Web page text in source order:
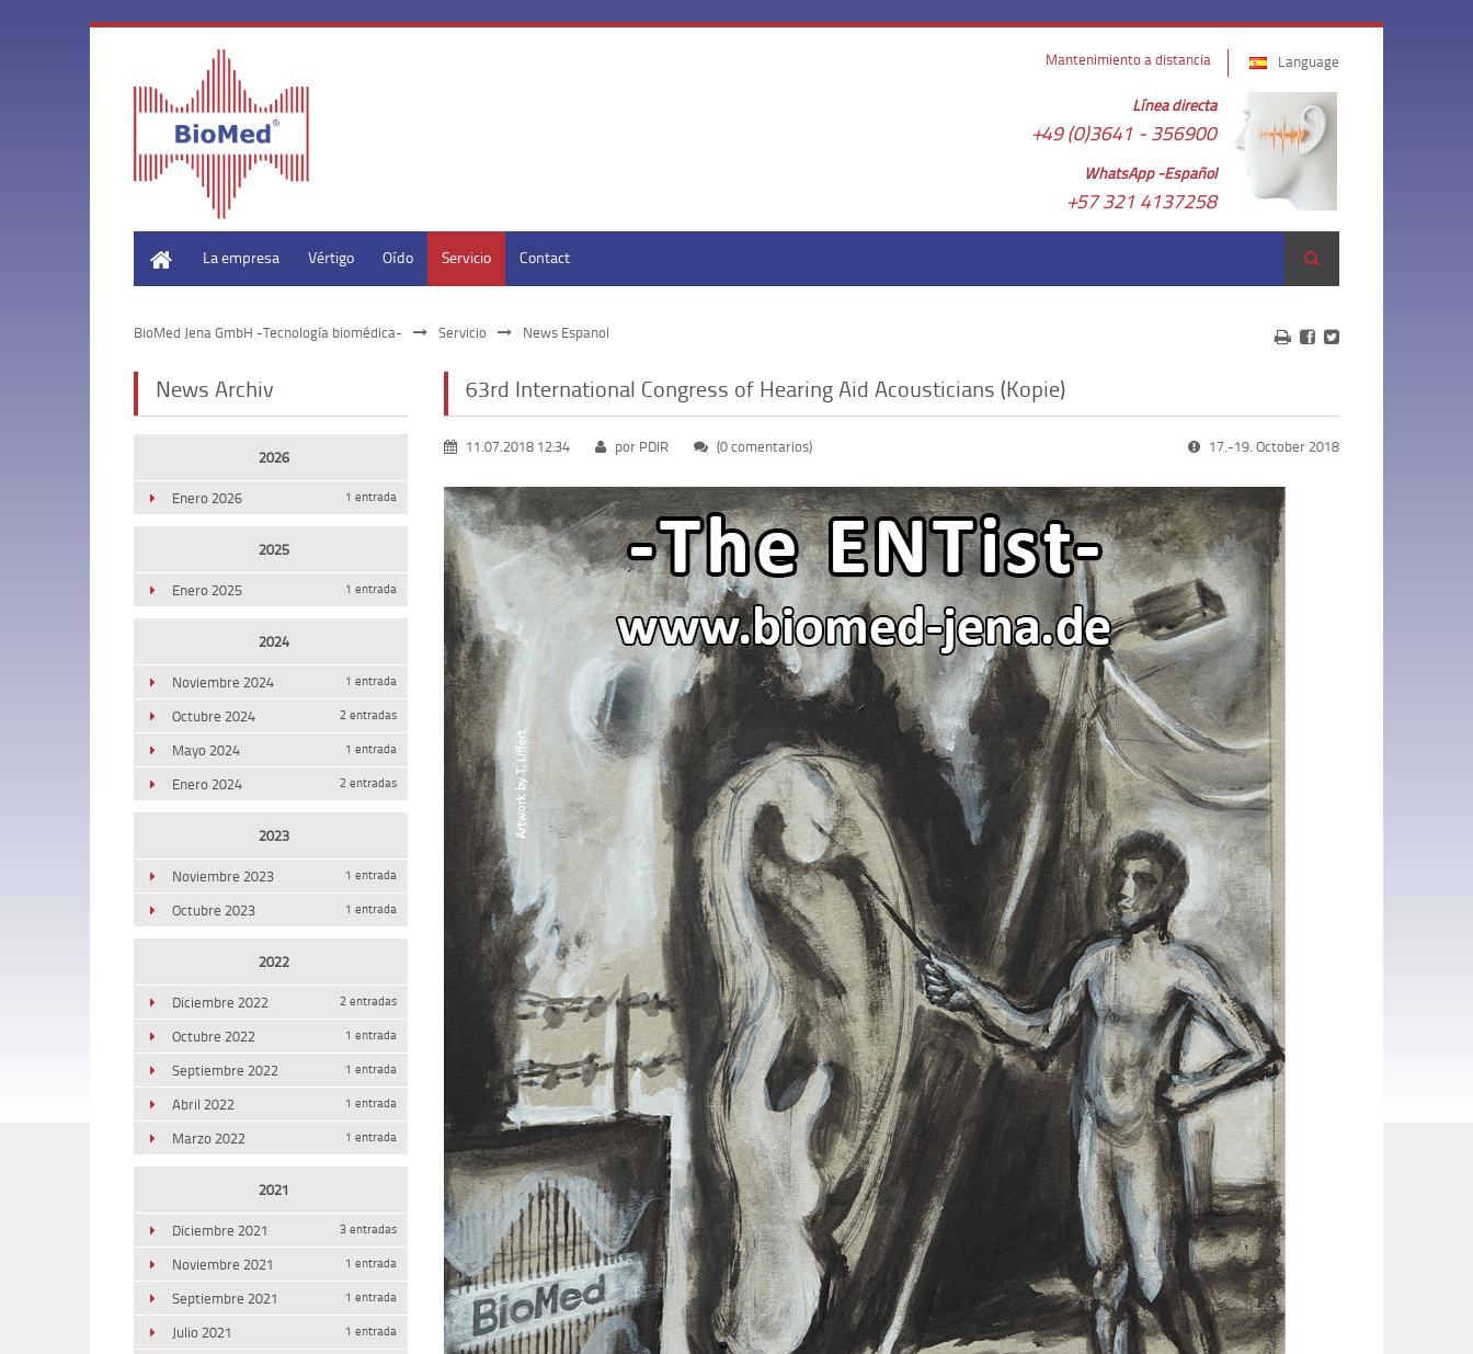
Language
Mantenimiento a distancia
Línea directa
+49 (0)3641 - 356900
WhatsApp -Español
+57 321 4137258
La empresa Vértigo Oído Servicio Contact Buscar en
BioMed Jena GmbH -Tecnología biomédica- Servicio News Espanol
63rd International Congress of Hearing Aid Acousticians (Kopie)
11.07.2018 12:34 por PDIR (0 comentarios) 17.-19. October 2018
News Archiv
2026
Enero 2026 1 entrada
2025
Enero 2025 1 entrada
2024
Noviembre 2024 1 entrada
Octubre 2024 2 entradas
Mayo 2024 1 entrada
Enero 2024 2 entradas
2023
Noviembre 2023 1 entrada
Octubre 2023 1 entrada
2022
Diciembre 2022 2 entradas
Octubre 2022 1 entrada
Septiembre 2022 1 entrada
Abril 2022 1 entrada
Marzo 2022 1 entrada
2021
Diciembre 2021 3 entradas
Noviembre 2021 1 entrada
Septiembre 2021 1 entrada
Julio 2021 1 entrada